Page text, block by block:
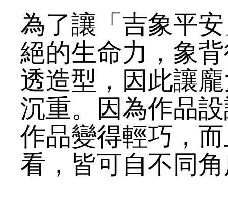
為了讓「吉象平
絕的生命力，象
透造型，因此讓
沉重。因為作品
作品變得輕巧，
看，皆可自不同